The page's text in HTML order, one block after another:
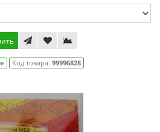
Код товара: 99996828